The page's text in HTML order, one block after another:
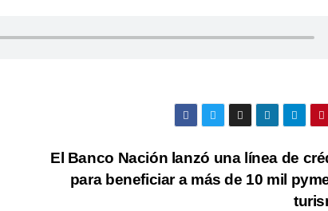
El Banco Nación lanzó una línea de
para beneficiar a más de 10 mil